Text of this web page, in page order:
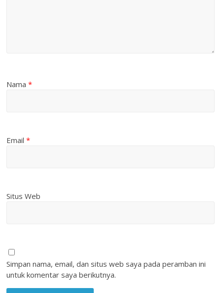
Nama*
Email*
Situs Web
Simpan nama, email, dan situs web saya pada peramban ini
untuk komentar saya berikutnya.